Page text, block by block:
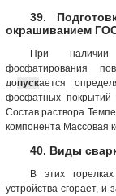
39.
окрашиванием
При наличии
фосфатирования
допускается
фосфатных покрытий
Состав раствора
компонента Массовая
40. Виды
В этих
устройства сгорает, и